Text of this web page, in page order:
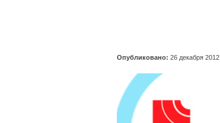
Опубликовано: 26 декабря 2012